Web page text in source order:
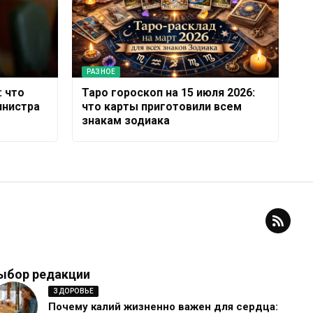
что
РАЗНОЕ
Таро гороскоп на 15 июля 2026:
что карты приготовили всем
знакам зодиака
редакции
ЗДОРОВЬЕ
Почему калий жизненно важен для сердца: